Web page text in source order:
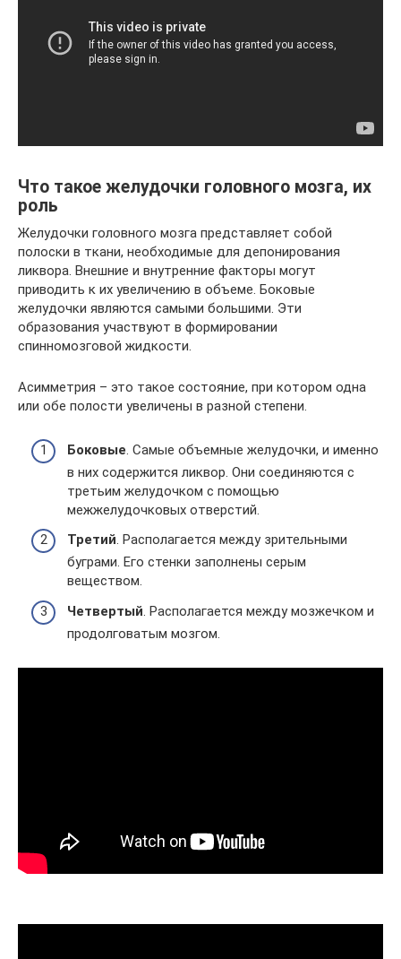
Что такое желудочки головного мозга, их
роль
Желудочки головного мозга представляет собой
полоски в ткани, необходимые для депонирования
ликвора. Внешние и внутренние факторы могут
приводить к их увеличению в объеме. Боковые
желудочки являются самыми большими. Эти
образования участвуют в формировании
спинномозговой жидкости.
Асимметрия – это такое состояние, при котором одна
или обе полости увеличены в разной степени.
Боковые . Самые объемные желудочки, и именно
в них содержится ликвор. Они соединяются с
третьим желудочком с помощью
межжелудочковых отверстий.
Третий. Располагается между зрительными
буграми. Его стенки заполнены серым
веществом.
Четвертый . Располагается между мозжечком и
продолговатым мозгом.